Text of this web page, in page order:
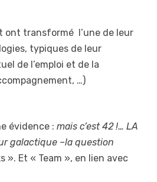
ont transformé l’une de leur
typiques de leur
de l’emploi et de la
…)
évidence : mais c’est 42 !… LA
galactique –la question
». Et « Team », en lien avec